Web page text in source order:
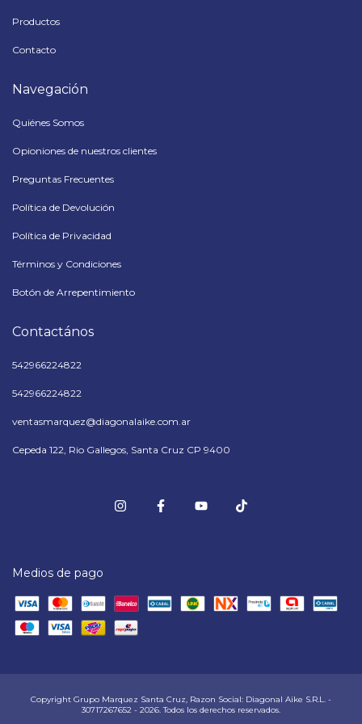
Productos
Contacto
Navegación
Quiénes Somos
Opioniones de nuestros clientes
Preguntas Frecuentes
Política de Devolución
Política de Privacidad
Términos y Condiciones
Botón de Arrepentimiento
Contactános
542966224822
542966224822
ventasmarquez@diagonalaike.com.ar
Cepeda 122, Rio Gallegos, Santa Cruz CP 9400
Medios de pago
Copyright Grupo Marquez Santa Cruz, Razon Social: Diagonal Aike S.R.L. -
30717267652 - 2026. Todos los derechos reservados.